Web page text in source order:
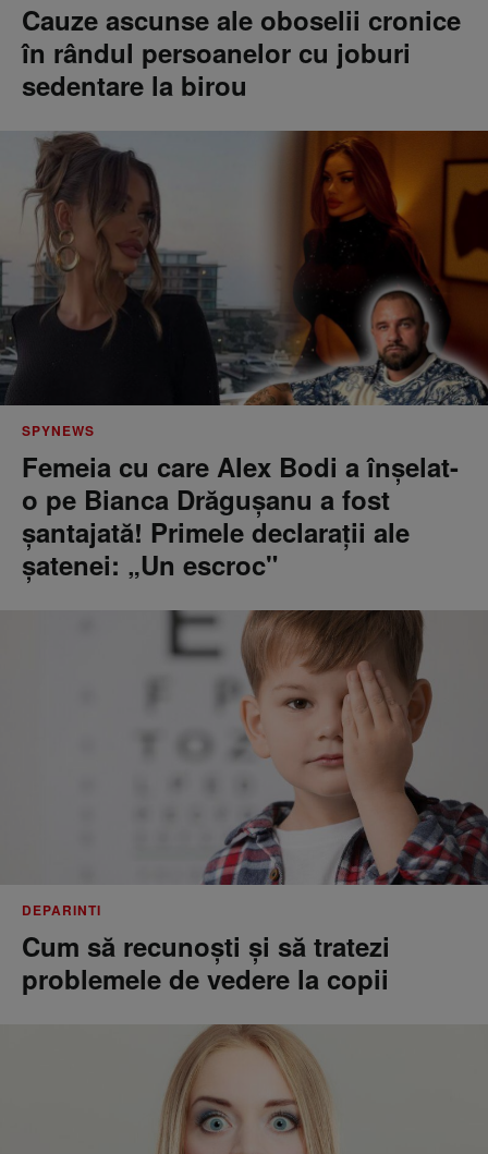
Cauze ascunse ale oboselii cronice
în rândul persoanelor cu joburi
sedentare la birou
SPYNEWS
Femeia cu care Alex Bodi a înșelat-
o pe Bianca Drăgușanu a fost
șantajată! Primele declarații ale
șatenei: „Un escroc"
DEPARINTI
Cum să recunoști și să tratezi
problemele de vedere la copii